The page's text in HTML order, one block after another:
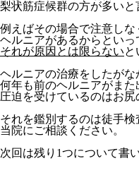
梨状筋症候群の方が多いと
例えばその場合で注意し
ヘルニアがあるからといっ
それが原因とは限らないと
ヘルニアの治療をしたがな
何年も前のヘルニアがまた
圧迫を受けているのはお尻
それを鑑別するのは徒手
当院にご相談ください。
次回は残り1つについて書